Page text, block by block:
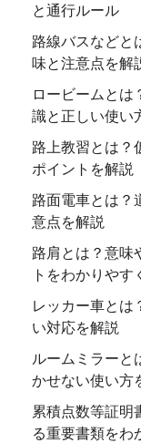
と通行ルール
路線バスなどと
味と注意点を解
ロービームとは
識と正しい使い
路上教習とは？
ポイントを解説
路面電車とは？
意点を解説
路肩とは？意味
トをわかりやす
レッカー車とは
い対応を解説
ルームミラーと
かせない使い方
累積点数等証明
る重要書類をわ